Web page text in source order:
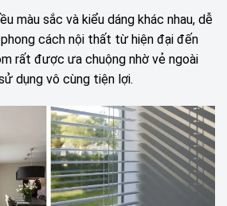
màu sắc và kiểu dáng khác nhau, dễ
cách nội thất từ hiện đại đến
rất được ưa chuộng nhờ vẻ ngoài
dụng vô cùng tiện lợi.